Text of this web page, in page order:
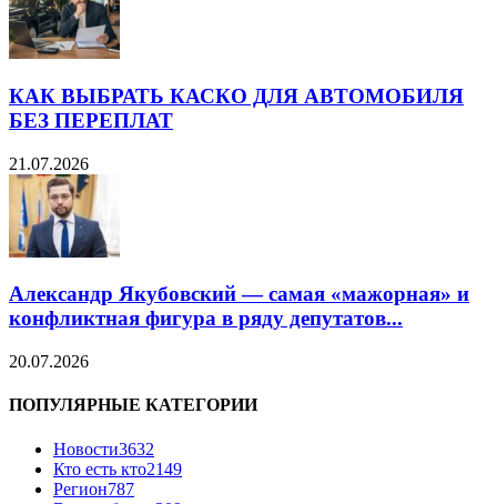
КАК ВЫБРАТЬ КАСКО ДЛЯ АВТОМОБИЛЯ
БЕЗ ПЕРЕПЛАТ
21.07.2026
Александр Якубовский — самая «мажорная» и
конфликтная фигура в ряду депутатов...
20.07.2026
ПОПУЛЯРНЫЕ КАТЕГОРИИ
Новости3632
Кто есть кто2149
Регион787